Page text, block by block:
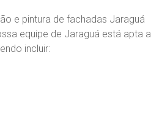
e pintura de fachadas Jaraguá
equipe de Jaraguá está apta a
incluir: